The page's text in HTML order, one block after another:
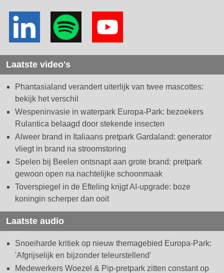
Laatste video's
Phantasialand verandert uiterlijk van twee mascottes:
bekijk het verschil
Wespeninvasie in waterpark Europa-Park: bezoekers
Rulantica belaagd door stekende insecten
Alweer brand in Italiaans pretpark Gardaland: generator
vliegt in brand na stroomstoring
Spelen bij Beelen ontsnapt aan grote brand: pretpark
gewoon open na nachtelijke schoonmaak
Toverspiegel in de Efteling krijgt AI-upgrade: boze
koningin scherper dan ooit
Laatste audio
Snoeiharde kritiek op nieuw themagebied Europa-Park:
'Afgrijselijk en bijzonder teleurstellend'
Medewerkers Woezel & Pip-pretpark zitten constant op